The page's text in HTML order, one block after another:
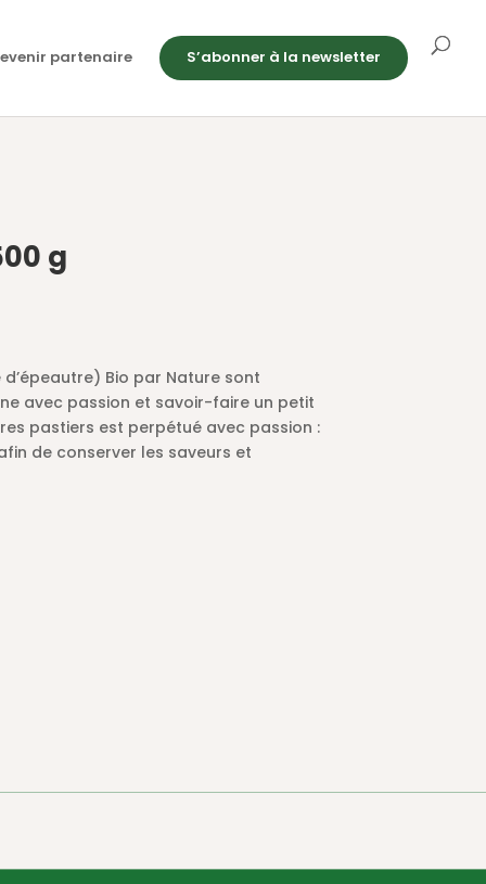
partenaire S’abonner à la newsletter
g
Bio par Nature sont
avec passion et savoir-faire un petit
pastiers est perpétué avec passion :
de conserver les saveurs et